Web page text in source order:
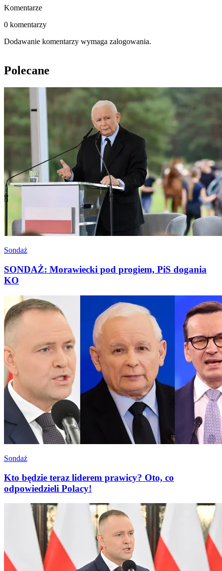
Komentarze
0 komentarzy
Dodawanie komentarzy wymaga zalogowania.
Polecane
Sondaż
SONDAŻ: Morawiecki pod progiem, PiS dogania
KO
Sondaż
Kto będzie teraz liderem prawicy? Oto, co
odpowiedzieli Polacy!